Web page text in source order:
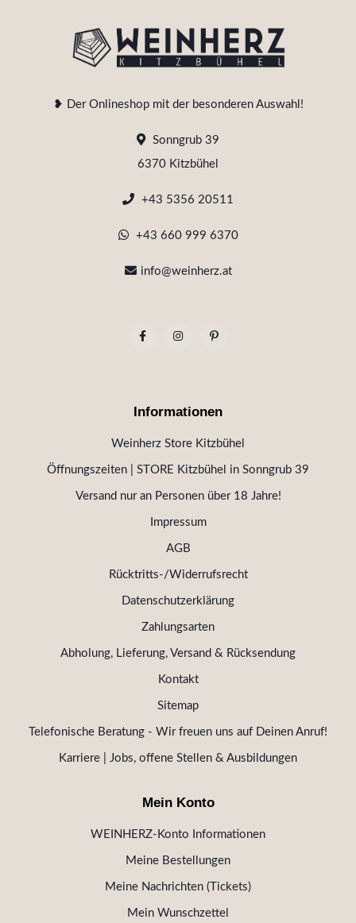
❥ Der Onlineshop mit der besonderen Auswahl!
Sonngrub 39
6370 Kitzbühel
+43 5356 20511
+43 660 999 6370
info@weinherz.at
Informationen
Weinherz Store Kitzbühel
Öffnungszeiten | STORE Kitzbühel in Sonngrub 39
Versand nur an Personen über 18 Jahre!
Impressum
AGB
Rücktritts-/Widerrufsrecht
Datenschutzerklärung
Zahlungsarten
Abholung, Lieferung, Versand & Rücksendung
Kontakt
Sitemap
Telefonische Beratung - Wir freuen uns auf Deinen Anruf!
Karriere | Jobs, offene Stellen & Ausbildungen
Mein Konto
WEINHERZ-Konto Informationen
Meine Bestellungen
Meine Nachrichten (Tickets)
Mein Wunschzettel